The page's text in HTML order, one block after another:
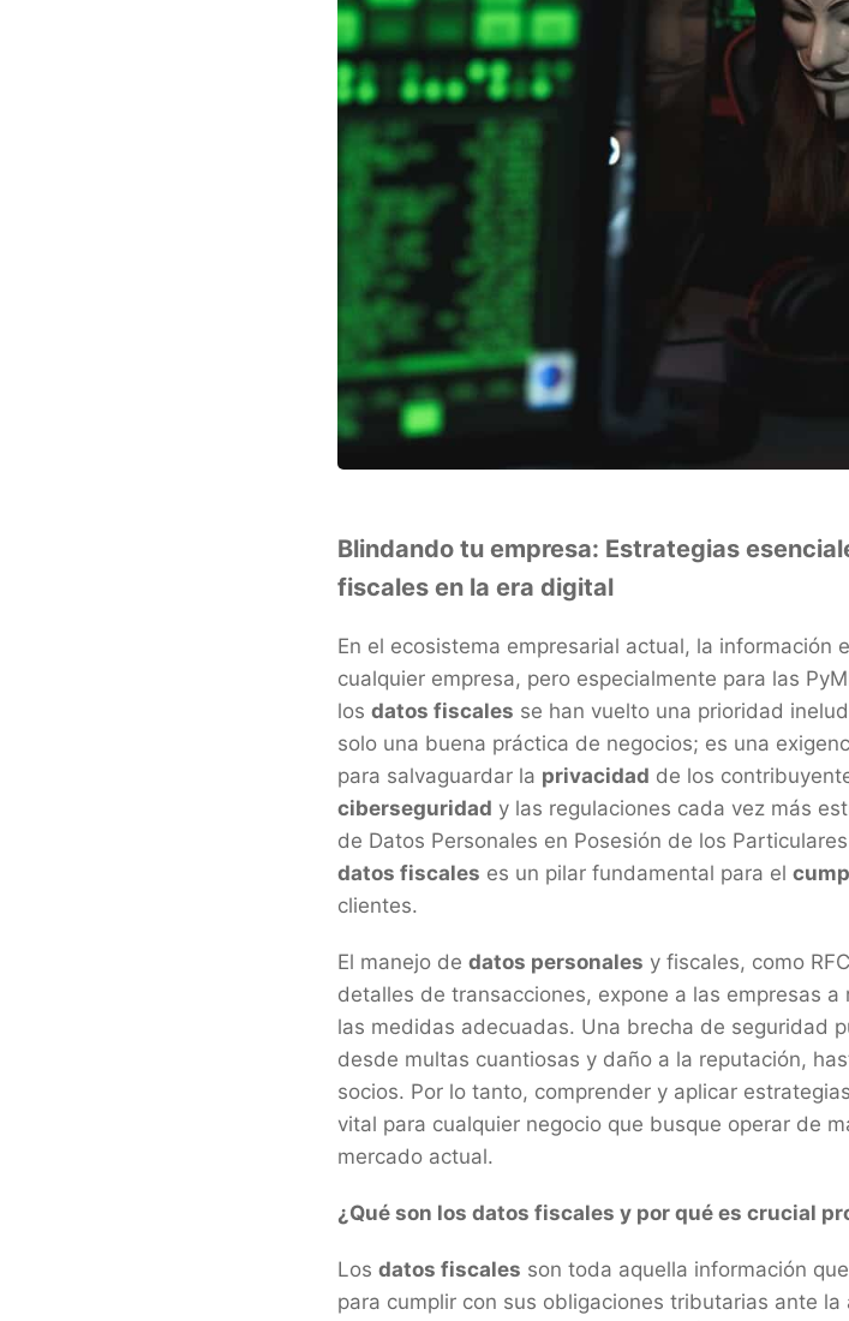
Blindando tu empresa: Estrategias
fiscales en la era digital
En el ecosistema empresarial actual, la información
cualquier empresa, pero especialmente para las
losdatos fiscales se han vuelto una prioridad
solo una buena práctica de negocios; es una
para salvaguardar la privacidad de los
ciberseguridad y las regulaciones cada vez más
de Datos Personales en Posesión de los
datos fiscales es un pilar fundamental para el
clientes.
El manejo dedatos personales y fiscales, como
detalles de transacciones, expone a las empresas
las medidas adecuadas. Una brecha de seguridad
desde multas cuantiosas y daño a la reputación,
socios. Por lo tanto, comprender y aplicar
vital para cualquier negocio que busque operar de
mercado actual.
¿Qué son los datos fiscales y por qué es crucial
Losdatos fiscales son toda aquella información
para cumplir con sus obligaciones tributarias ante